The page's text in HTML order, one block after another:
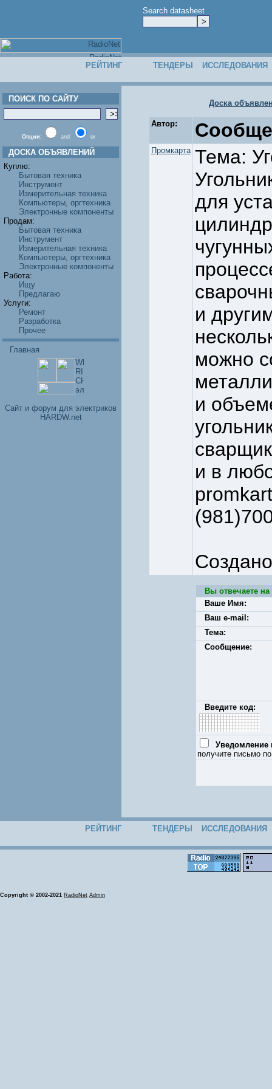
Search datasheet
РЕЙТИНГ ТЕНДЕРЫ ИССЛЕДОВАНИЯ
ПОИСК ПО САЙТУ
Опции: and or
ДОСКА ОБЪЯВЛЕНИЙ
Куплю:
Бытовая техника
Инструмент
Измерительная техника
Компьютеры, оргтехника
Электронные компоненты
Продам:
Бытовая техника
Инструмент
Измерительная техника
Компьютеры, оргтехника
Электронные компоненты
Работа:
Ищу
Предлагаю
Услуги:
Ремонт
Разработка
Прочее
Главная
Cайт и форум для электриков
HARDW.net
Доска
Автор:
Промкарта Тема:
для
и
можно
и
и в
Вы отвечаете
Ваше Имя:
Ваш e-mail:
Тема:
Сообщение:
Введите код:
Уведомление
получите письмо
РЕЙТИНГ ТЕНДЕРЫ ИССЛЕДОВАНИЯ
Copyright © 2002-2021 RadioNet Admin